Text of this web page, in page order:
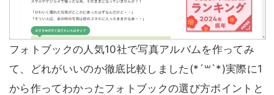
フォトブックの人気10社で写真アルバムを作ってみ
て、どれがいいのか徹底比較しました(*´꒳`*)実際に1
から作ってわかったフォトブックの選び方ポイントと